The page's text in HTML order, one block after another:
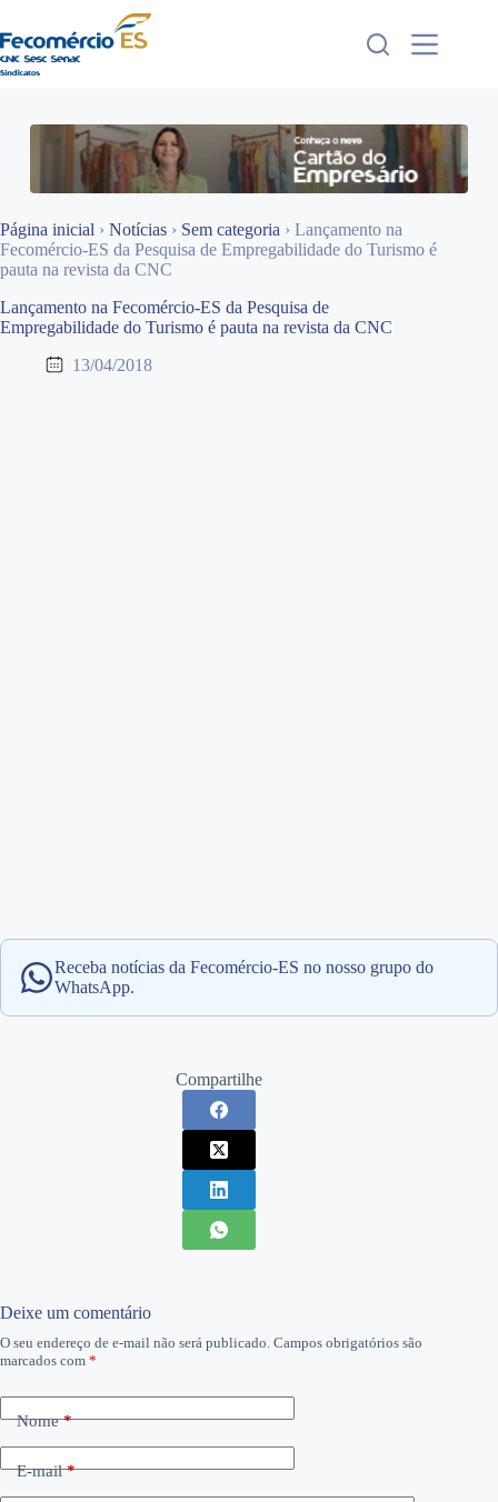
para
o
conteúdo
Página inicial › Notícias › Sem categoria › Lançamento na
Fecomércio-ES da Pesquisa de Empregabilidade do Turismo é
pauta na revista da CNC
Lançamento na Fecomércio-ES da Pesquisa de
Empregabilidade do Turismo é pauta na revista da CNC
13/04/2018
Receba notícias da Fecomércio-ES no nosso grupo do
WhatsApp.
Compartilhe
Deixe um comentário
O seu endereço de e-mail não será publicado. Campos obrigatórios são
marcados com *
Nome*
E-mail*